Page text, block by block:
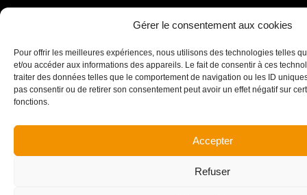
Gérer le consentement aux cookies
Pour offrir les meilleures expériences, nous utilisons des technologies telles
et/ou accéder aux informations des appareils. Le fait de consentir à ces
traiter des données telles que le comportement de navigation ou les ID
pas consentir ou de retirer son consentement peut avoir un effet négatif sur
fonctions.
Accepter
Refuser
Maîtrise d’œuvre exécution
ERM
Années de réalisation
2021 - 2022
40 000 k€